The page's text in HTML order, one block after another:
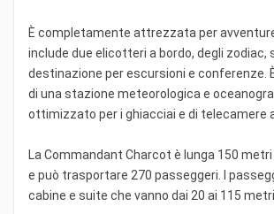
È completamente attrezzata per
include due elicotteri a bordo, degli zodiac,
destinazione per escursioni e conferenze.
di una stazione meteorologica e
ottimizzato per i ghiacciai e di telecamere
La Commandant Charcot è lunga 150
e può trasportare 270 passeggeri. I
cabine e suite che vanno dai 20 ai 115 metri